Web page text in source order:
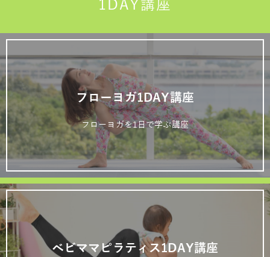
1DAY講座
フローヨガ1DAY講座
フローヨガを1日で学ぶ講座
ベビママピラティス1DAY講座